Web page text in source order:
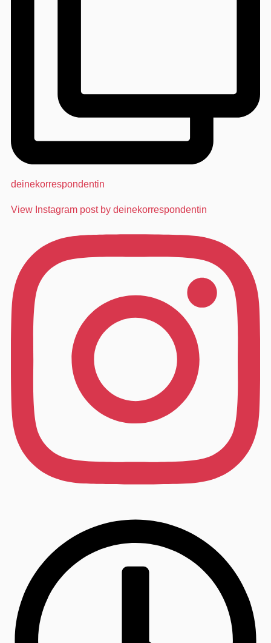
deinekorrespondentin
View Instagram post by deinekorrespondentin